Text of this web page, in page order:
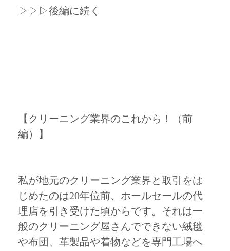
▷▷▷後編に続く
【クリーニング業界のこれから！（前
編）】
私が地元のクリーニング業界と取引をは
じめたのは20年位前、ホールセールの代
理店を引き受けた頃からです。それは一
般のクリーニング屋さんでできない絨毯
や布団、革製品や着物などを専門工場へ